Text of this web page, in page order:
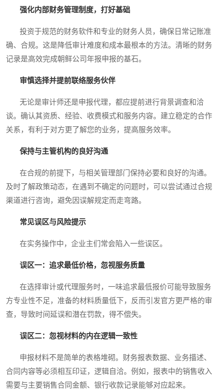
强化内部财务管理制度，打好基础
投资于规范的财务软件和专业的财务人员，确保日常记账准
确、合规。这是降低审计难度和成本最根本的方法。清晰的财务
记录是高效完成朝鲜公司年报申报的基石。
审慎选择并提前联络服务伙伴
无论是审计师还是申报代理，都应提前进行背景调查和洽
谈。确认其资质、经验、收费模式和服务内容。建立稳定的合作
关系，有利于对方更了解您的业务，提高服务效率。
保持与主管机构的良好沟通
在合规的前提下，与相关管理部门保持必要和良好的沟通。
及时了解政策动态，在遇到不确定的问题时，可以尝试通过合规
渠道进行咨询，避免因误解规定而走弯路。
常见误区与风险提示
在实务操作中，企业主们常会陷入一些误区。
误区一：追求最低价格，忽视服务质量
在选择审计或代理服务时，一味追求最低报价可能导致服务
方专业性不足，准备的材料质量低下，反而引发官方更严格的审
查，导致时间延误和潜在罚款，得不偿失。
误区二：忽视材料的内在逻辑一致性
申报材料不是简单的表格堆砌。财务报表数据、业务描述、
合同内容等必须相互印证，逻辑自洽。例如，报表中的销售收入
需要与主要销售合同金额、银行收款记录能够对应起来。